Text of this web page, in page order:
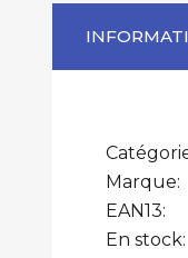
Marque
EAN13
En stock